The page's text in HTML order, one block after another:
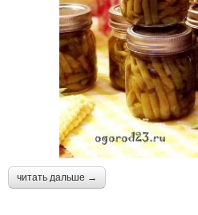
читать дальше →